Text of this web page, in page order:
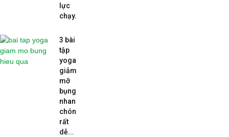
lực
chạy...
3 bài
tập
yoga
giảm
mỡ
bụng
nhanh
chóng
rất
dễ...